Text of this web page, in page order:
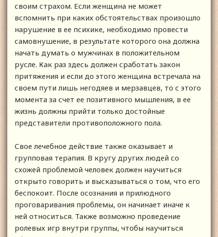
своим страхом. Если женщина не может
вспомнить при каких обстоятельствах произошло
нарушение в ее психике, необходимо провести
самовнушение, в результате которого она должна
начать думать о мужчинах в положительном
русле. Как раз здесь должен сработать закон
притяжения и если до этого женщина встречала на
своем пути лишь негодяев и мерзавцев, то с этого
момента за счет ее позитивного мышления, в ее
жизнь должны прийти только достойные
представители противоположного пола.
Свое лечебное действие также оказывает и
групповая терапия. В кругу других людей со
схожей проблемой человек должен научиться
открыто говорить и высказываться о том, что его
беспокоит. После осознания и прилюдного
проговаривания проблемы, он начинает иначе к
ней относиться. Также возможно проведение
ролевых игр внутри группы, чтобы научиться